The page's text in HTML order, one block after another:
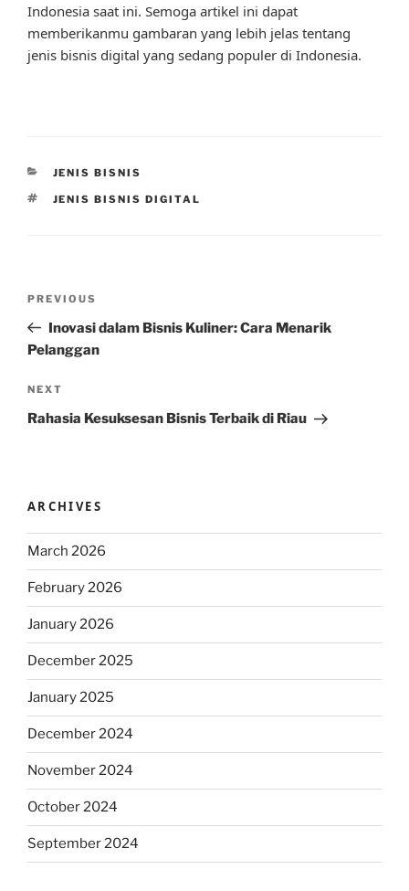
Indonesia saat ini. Semoga artikel ini dapat
memberikanmu gambaran yang lebih jelas tentang
jenis bisnis digital yang sedang populer di Indonesia.
CATEGORIES
JENIS BISNIS
TAGS
JENIS BISNIS DIGITAL
Previous
Post
PREVIOUS
Inovasi dalam Bisnis Kuliner: Cara Menarik
Pelanggan
Next
Post
NEXT
Rahasia Kesuksesan Bisnis Terbaik di Riau
ARCHIVES
March 2026
February 2026
January 2026
December 2025
January 2025
December 2024
November 2024
October 2024
September 2024